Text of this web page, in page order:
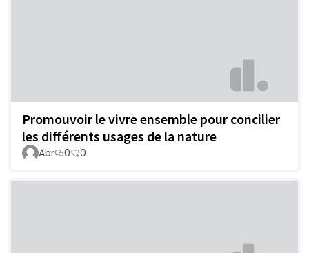
Promouvoir le vivre ensemble pour concilier
les différents usages de la nature
Abr 0 0